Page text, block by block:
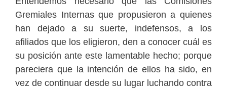
Gremiales Internas que propusieron a quienes
han dejado a su suerte, indefensos, a los
afiliados que los eligieron, den a conocer cuál es
su posición ante este lamentable hecho; porque
pareciera que la intención de ellos ha sido, en
vez de continuar desde su lugar luchando contra